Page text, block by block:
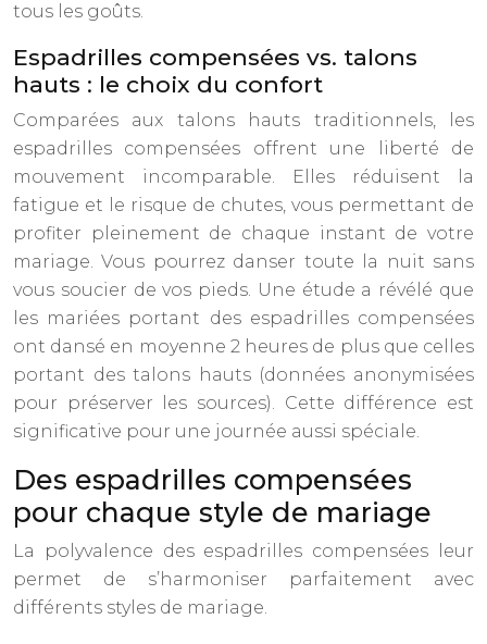
tous les goûts.
Espadrilles compensées vs. talons
hauts : le choix du confort
Comparées aux talons hauts traditionnels, les
espadrilles compensées offrent une liberté de
mouvement incomparable. Elles réduisent la
fatigue et le risque de chutes, vous permettant de
profiter pleinement de chaque instant de votre
mariage. Vous pourrez danser toute la nuit sans
vous soucier de vos pieds. Une étude a révélé que
les mariées portant des espadrilles compensées
ont dansé en moyenne 2 heures de plus que celles
portant des talons hauts (données anonymisées
pour préserver les sources). Cette différence est
significative pour une journée aussi spéciale.
Des espadrilles compensées
pour chaque style de mariage
La polyvalence des espadrilles compensées leur
permet de s’harmoniser parfaitement avec
différents styles de mariage.